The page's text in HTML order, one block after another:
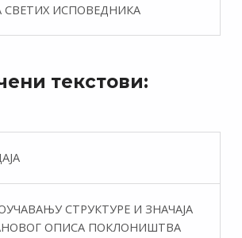
СВЕТИХ ИСПОВЕДНИКА
текстови:
СТРУКТУРЕ И ЗНАЧАЈА
ОПИСА ПОКЛОНИШТВА